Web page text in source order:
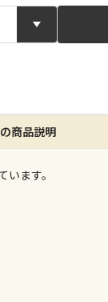
宅配や店舗
特定の店舗
ん）
商品説明
ます。